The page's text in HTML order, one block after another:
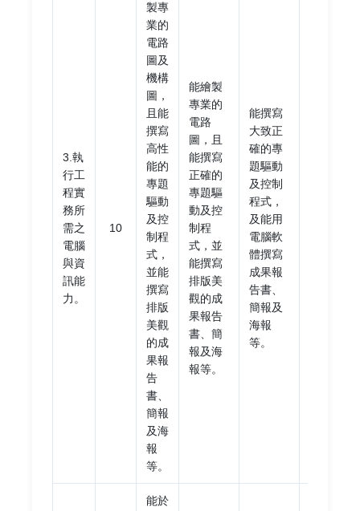
3.執
行工
程實
務所
需之
電腦
與資
訊能
力。
10
製專
業的
電路
圖及
機構
圖，
且能
撰寫
高性
能的
專題
驅動
及控
制程
式，
並能
撰寫
排版
美觀
的成
果報
告
書、
簡報
及海
報
等。
能繪製
專業的
電路
圖，且
能撰寫
正確的
專題驅
動及控
制程
式，並
能撰寫
排版美
觀的成
果報告
書、簡
報及海
報等。
能撰寫
大致正
確的專
題驅動
及控制
程式，
及能用
電腦軟
體撰寫
成果報
告書、
簡報及
海報
等。
能於